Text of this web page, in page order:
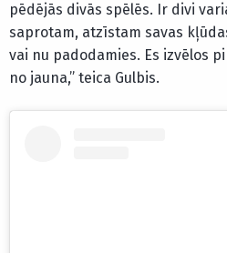
pēdējās divās spēlēs. Ir divi
saprotam, atzīstam savas
vai nu padodamies. Es izvēlos
no jauna,” teica Gulbis.